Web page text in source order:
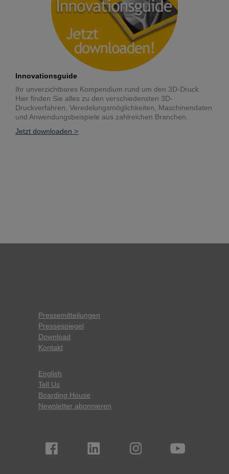
Innovationsguide
Ihr unverzichtbares Kompendium rund um den 3D-Druck.
Hier finden Sie alles zu den verschiedensten 3D-
Druckverfahren, Veredelungsmöglichkeiten, Maschinendaten
und Anwendungsbeispiele aus zahlreichen Branchen.
Jetzt downloaden >
Pressemitteilungen
Pressespiegel
Download
Kontakt
English
Tell Us
Boarding House
Newsletter abonnieren